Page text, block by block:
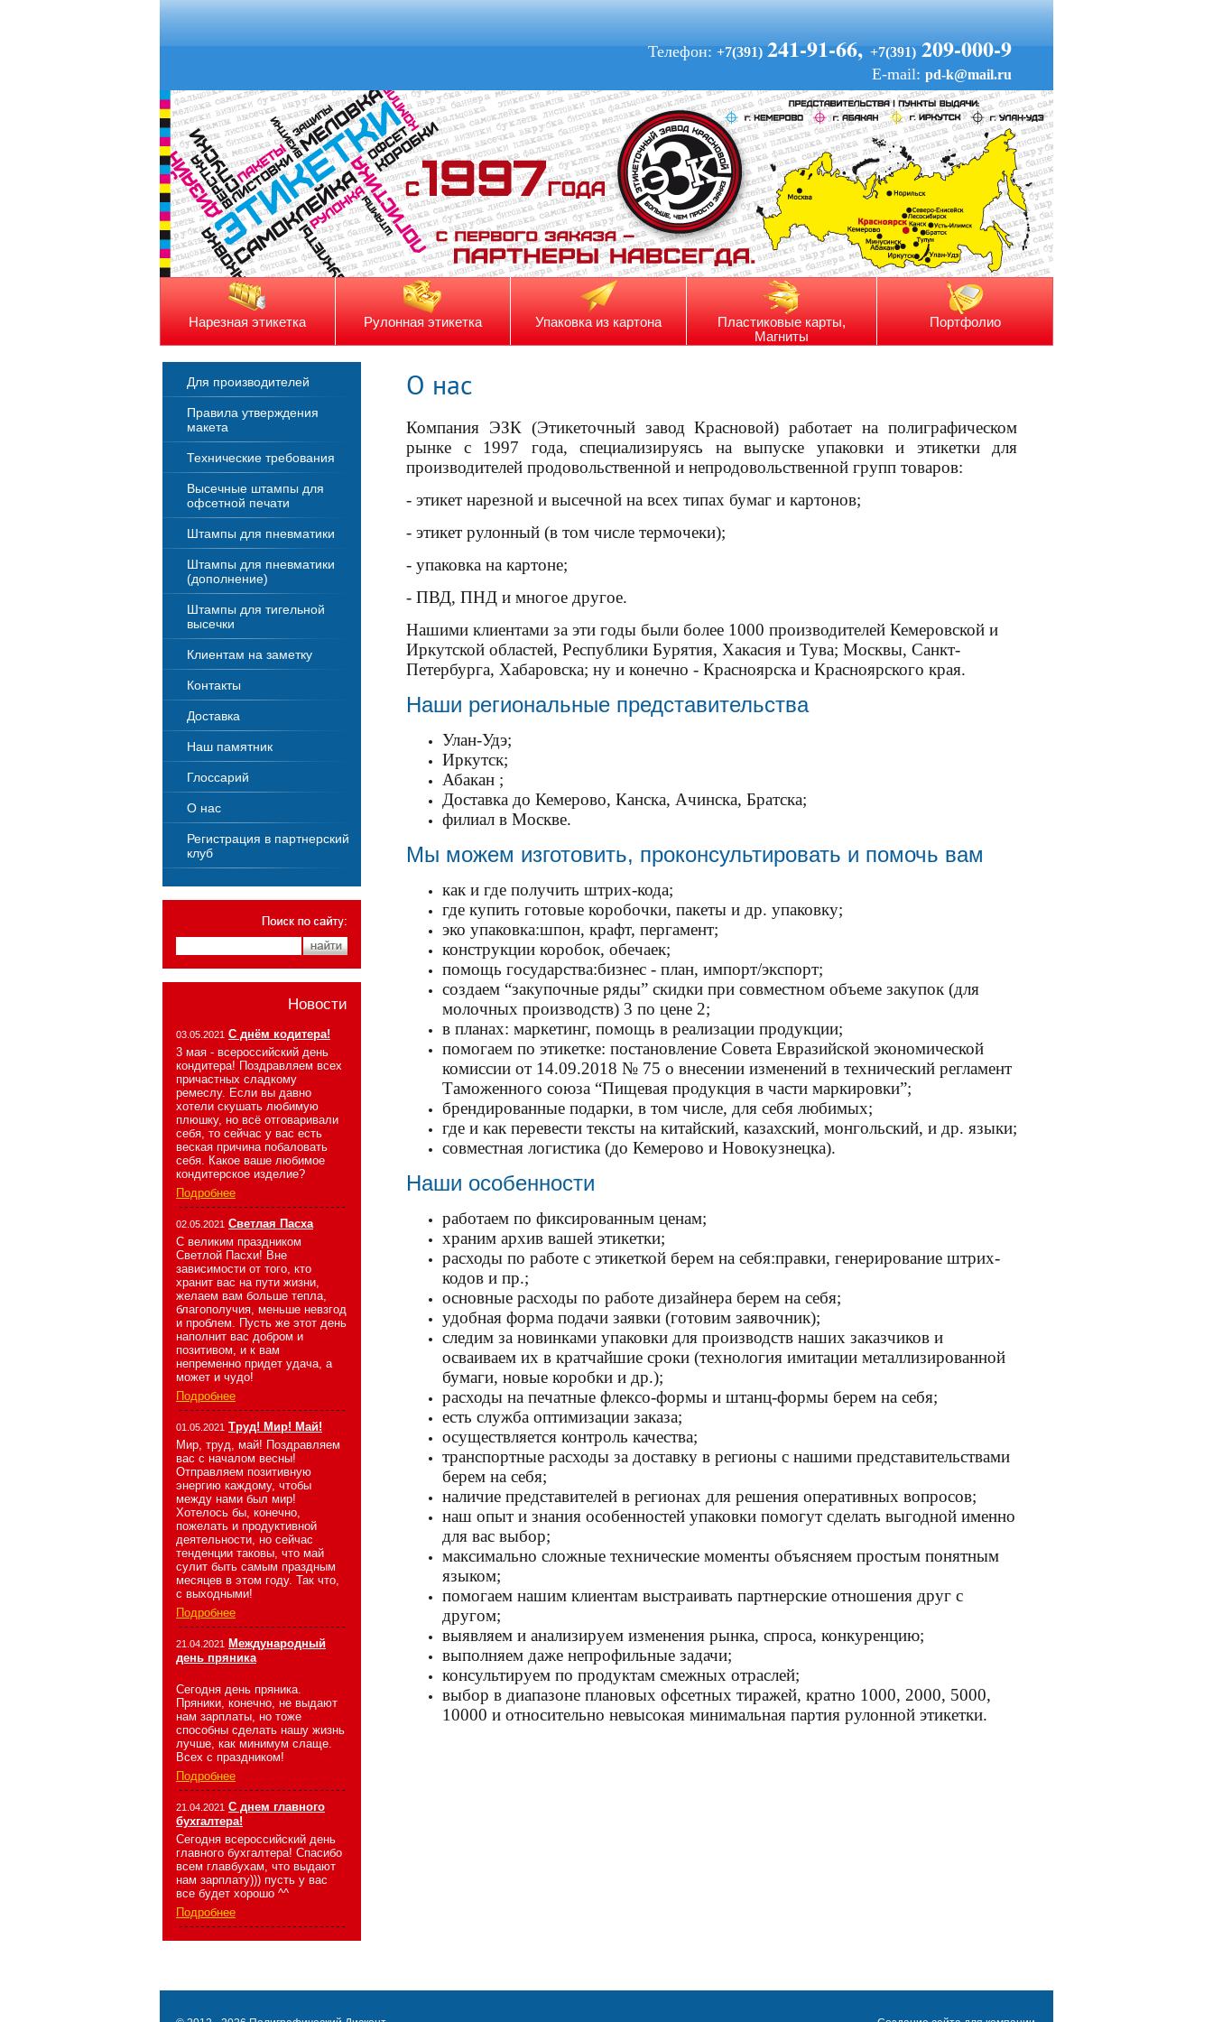
Нарезная этикетка Рулонная этикетка Упаковка из картона
Пластиковые карты,
Магниты
Портфолио
Телефон: +7(391) 241-91-66,+7(391) 209-000-9
E-mail: pd-k@mail.ru
О нас
Компания ЭЗК (Этикеточный завод Красновой) работает на полиграфическом
рынке с 1997 года, специализируясь на выпуске упаковки и этикетки для
производителей продовольственной и непродовольственной групп товаров:
- этикет нарезной и высечной на всех типах бумаг и картонов;
- этикет рулонный (в том числе термочеки);
- упаковка на картоне;
- ПВД, ПНД и многое другое.
Нашими клиентами за эти годы были более 1000 производителей Кемеровской и
Иркутской областей, Республики Бурятия, Хакасия и Тува; Москвы, Санкт-
Петербурга, Хабаровска; ну и конечно - Красноярска и Красноярского края.
Наши региональные представительства
Улан-Удэ;
Иркутск;
Абакан ;
Доставка до Кемерово, Канска, Ачинска, Братска;
филиал в Москве.
Мы можем изготовить, проконсультировать и помочь вам
как и где получить штрих-кода;
где купить готовые коробочки, пакеты и др. упаковку;
эко упаковка:шпон, крафт, пергамент;
конструкции коробок, обечаек;
помощь государства:бизнес - план, импорт/экспорт;
создаем “закупочные ряды” скидки при совместном объеме закупок (для
молочных производств) 3 по цене 2;
в планах: маркетинг, помощь в реализации продукции;
помогаем по этикетке: постановление Совета Евразийской экономической
комиссии от 14.09.2018 № 75 о внесении изменений в технический регламент
Таможенного союза “Пищевая продукция в части маркировки”;
брендированные подарки, в том числе, для себя любимых;
где и как перевести тексты на китайский, казахский, монгольский, и др. языки;
совместная логистика (до Кемерово и Новокузнецка).
Наши особенности
работаем по фиксированным ценам;
храним архив вашей этикетки;
расходы по работе с этикеткой берем на себя:правки, генерирование штрих-
кодов и пр.;
основные расходы по работе дизайнера берем на себя;
удобная форма подачи заявки (готовим заявочник);
следим за новинками упаковки для производств наших заказчиков и
осваиваем их в кратчайшие сроки (технология имитации металлизированной
бумаги, новые коробки и др.);
расходы на печатные флексо-формы и штанц-формы берем на себя;
есть служба оптимизации заказа;
осуществляется контроль качества;
транспортные расходы за доставку в регионы с нашими представительствами
берем на себя;
наличие представителей в регионах для решения оперативных вопросов;
наш опыт и знания особенностей упаковки помогут сделать выгодной именно
для вас выбор;
максимально сложные технические моменты объясняем простым понятным
языком;
помогаем нашим клиентам выстраивать партнерские отношения друг с
другом;
выявляем и анализируем изменения рынка, спроса, конкуренцию;
выполняем даже непрофильные задачи;
консультируем по продуктам смежных отраслей;
выбор в диапазоне плановых офсетных тиражей, кратно 1000, 2000, 5000,
10000 и относительно невысокая минимальная партия рулонной этикетки.
Для производителей
Правила утверждения
макета
Технические требования
Высечные штампы для
офсетной печати
Штампы для пневматики
Штампы для пневматики
(дополнение)
Штампы для тигельной
высечки
Клиентам на заметку
Контакты
Доставка
Наш памятник
Глоссарий
О нас
Регистрация в партнерский
клуб
Новости
03.05.2021 С днём кодитера!
3 мая - всероссийский день
кондитера! Поздравляем всех
причастных сладкому
ремеслу. Если вы давно
хотели скушать любимую
плюшку, но всё отговаривали
себя, то сейчас у вас есть
веская причина побаловать
себя. Какое ваше любимое
кондитерское изделие?
Подробнее
02.05.2021 Светлая Пасха
С великим праздником
Светлой Пасхи! Вне
зависимости от того, кто
хранит вас на пути жизни,
желаем вам больше тепла,
благополучия, меньше невзгод
и проблем. Пусть же этот день
наполнит вас добром и
позитивом, и к вам
непременно придет удача, а
может и чудо!
Подробнее
01.05.2021 Труд! Мир! Май!
Мир, труд, май! Поздравляем
вас с началом весны!
Отправляем позитивную
энергию каждому, чтобы
между нами был мир!
Хотелось бы, конечно,
пожелать и продуктивной
деятельности, но сейчас
тенденции таковы, что май
сулит быть самым праздным
месяцев в этом году. Так что,
с выходными!
Подробнее
21.04.2021
Международный
день пряника
Сегодня день пряника.
Пряники, конечно, не выдают
нам зарплаты, но тоже
способны сделать нашу жизнь
лучше, как минимум слаще.
Всех с праздником!
Подробнее
21.04.2021 С днем главного
бухгалтера!
Сегодня всероссийский день
главного бухгалтера! Спасибо
всем главбухам, что выдают
нам зарплату))) пусть у вас
все будет хорошо ^^
Подробнее